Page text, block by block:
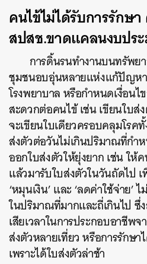
คนไข้ไม่ได้รับการรักษ
สปสช.ขาดแคลนงบปร
การดิ้นรนทำงานบนทรัพย
ชุมชนอบอุ่นหลายแห่งแก้ปัญหา
โรงพยาบาลหรือกำหนดเงื่อนไ
สะดวกต่อคนไข้ เช่น เขียนใบส่
จะเขียนใบเดียวครอบคลุมโร
ส่งตัวต่อวันไม่เกินปริมาณที่กำ
ออกใบส่งตัวให้ยุ่งยาก เช่น ใ
แล้วมารับใบส่งตัวในวันถัดไป เ
‘หมุนเงิน’ และ ‘ลดค่าใช้จ่าย’
ในปริมาณที่มากและถี่เกินไป ซึ่
เสียเวลาในการประกอบอาชีพ
ส่งตัวหลายเที่ยว หรือการรักษ
เพราะได้ใบส่งตัวล่าช้า